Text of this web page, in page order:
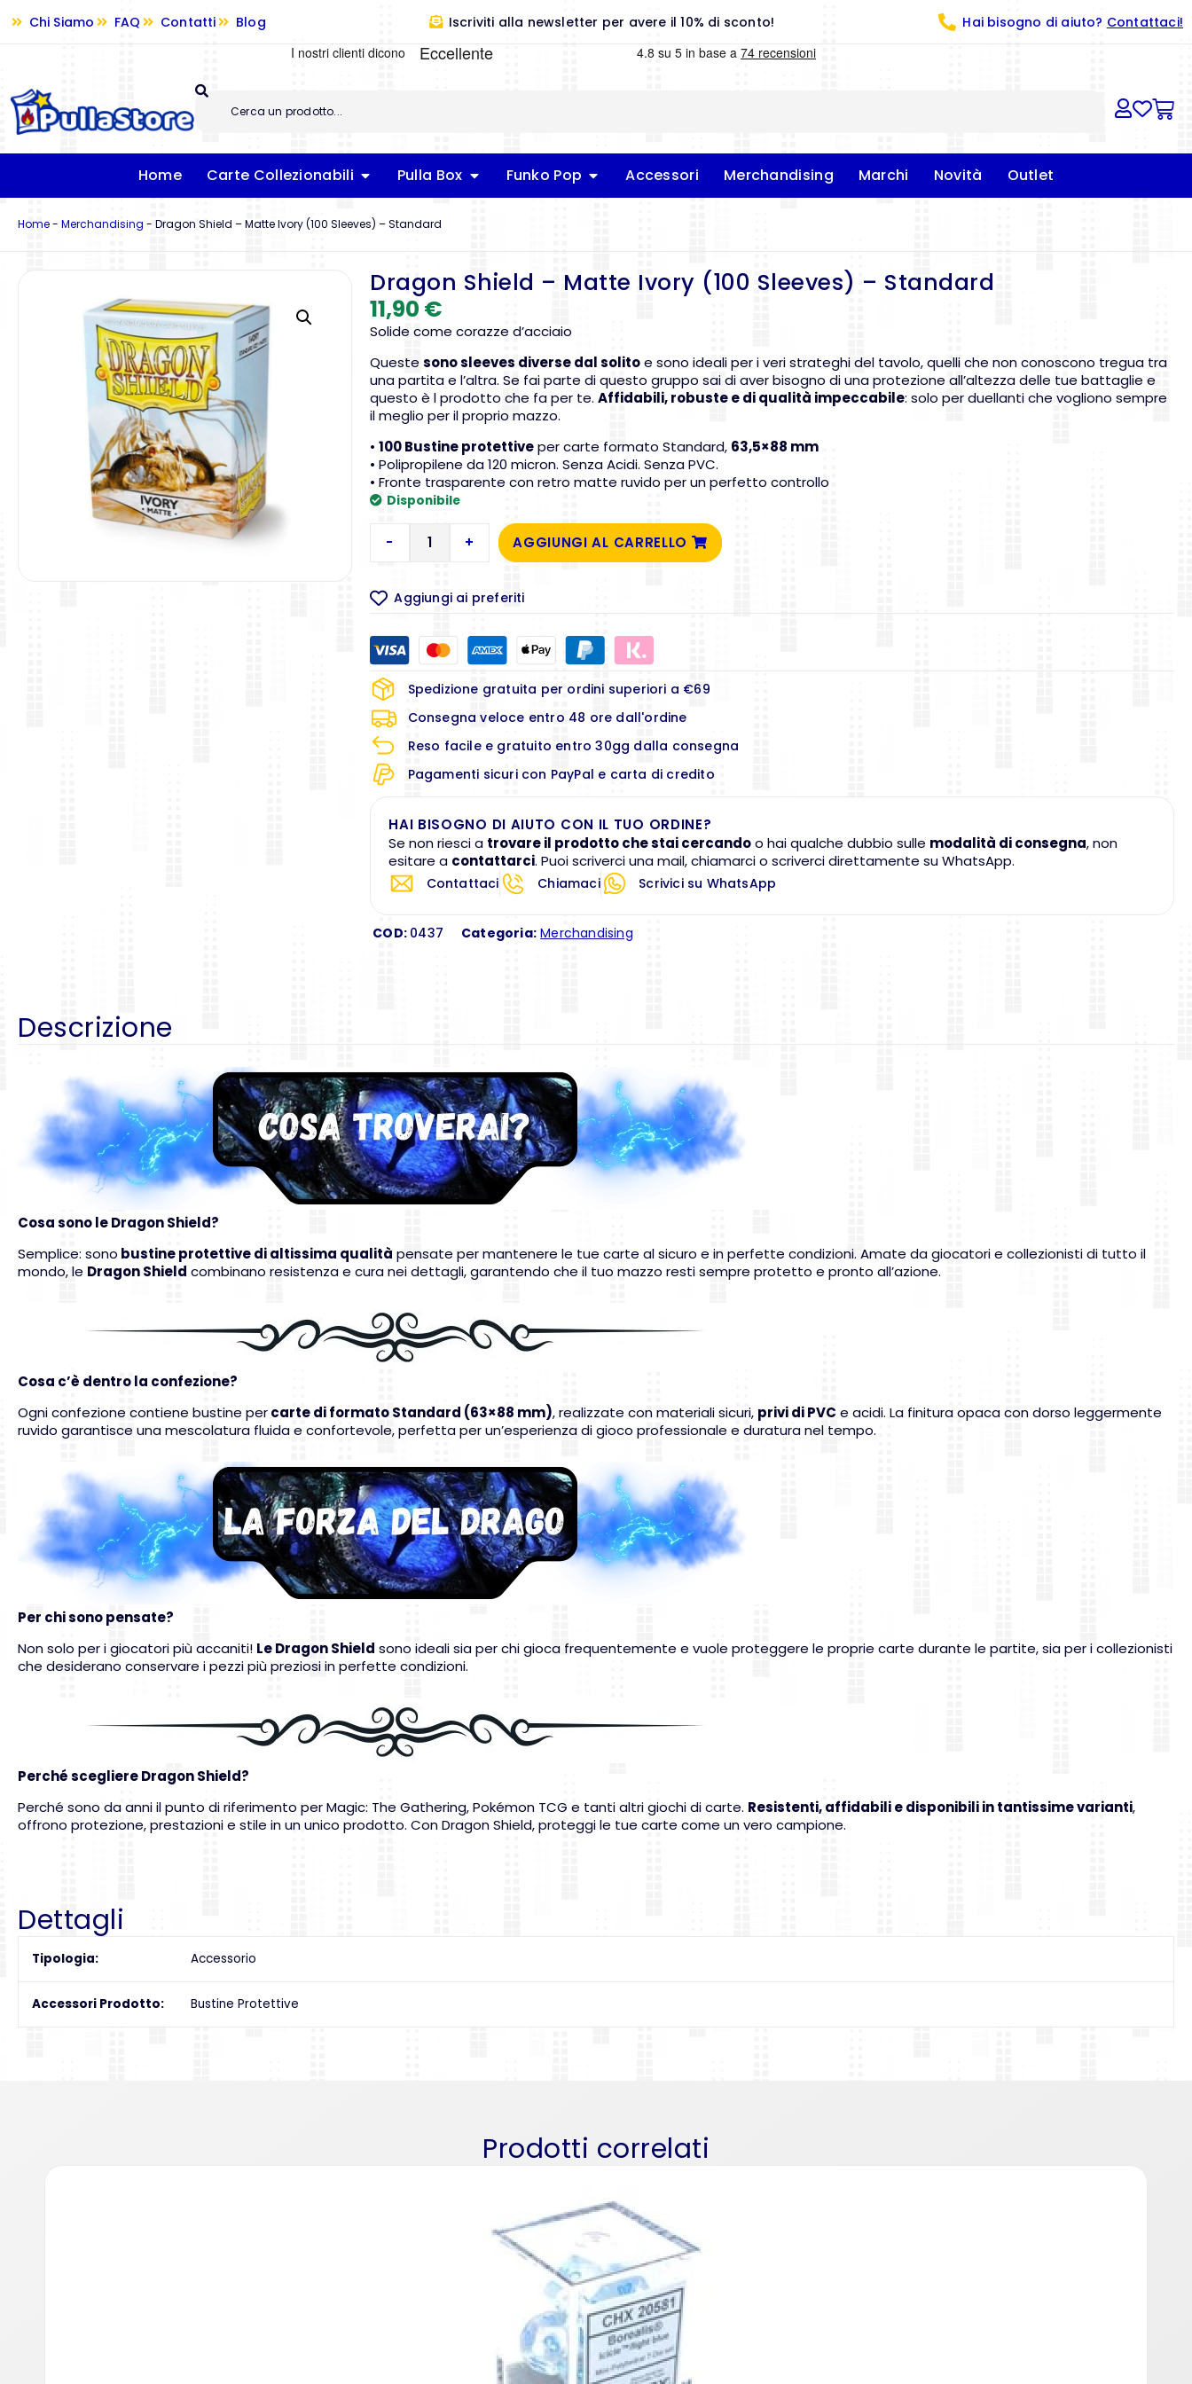
Chi Siamo FAQ Contatti Blog Iscriviti alla newsletter per avere il 10% di sconto! Hai bisogno di aiuto? Contattaci!
Home Carte Collezionabili Pulla Box Funko Pop Accessori Merchandising Marchi Novità Outlet
Home- Merchandising - Dragon Shield – Matte Ivory (100 Sleeves) – Standard
Dragon Shield – Matte Ivory (100 Sleeves) – Standard
11,90 €
Solide come corazze d’acciaio
Questesono sleeves diverse dal solitoe sono ideali per i veri strateghi del tavolo, quelli che non conoscono tregua tra
una partita e l’altra. Se fai parte di questo gruppo sai di aver bisogno di una protezione all’altezza delle tue battaglie e
questo è l prodotto che fa per te.Affidabili, robuste e di qualità impeccabile: solo per duellanti che vogliono sempre
il meglio per il proprio mazzo.
•100 Bustine protettiveper carte formato Standard, 63,5×88 mm
• Polipropilene da 120 micron. Senza Acidi. Senza PVC.
• Fronte trasparente con retro matte ruvido per un perfetto controllo
Disponibile
- + AGGIUNGI AL CARRELLO
Aggiungi ai preferiti
Spedizione gratuita per ordini superiori a €69
Consegna veloce entro 48 ore dall'ordine
Reso facile e gratuito entro 30gg dalla consegna
Pagamenti sicuri con PayPal e carta di credito
HAI BISOGNO DI AIUTO CON IL TUO ORDINE?
Se non riesci a trovare il prodotto che stai cercandoo hai qualche dubbio sulle modalità di consegna, non
esitare a contattarci. Puoi scriverci una mail, chiamarci o scriverci direttamente su WhatsApp.
Contattaci Chiamaci Scrivici su WhatsApp
COD: 0437 Categoria: Merchandising
Descrizione
Cosa sono le Dragon Shield?
Semplice: sono bustine protettive di altissima qualità pensate per mantenere le tue carte al sicuro e in perfette condizioni. Amate da giocatori e collezionisti di tutto il
mondo, le Dragon Shield combinano resistenza e cura nei dettagli, garantendo che il tuo mazzo resti sempre protetto e pronto all’azione.
Cosa c’è dentro la confezione?
Ogni confezione contiene bustine percarte di formato Standard (63×88 mm), realizzate con materiali sicuri, privi di PVCe acidi. La finitura opaca con dorso leggermente
ruvido garantisce una mescolatura fluida e confortevole, perfetta per un’esperienza di gioco professionale e duratura nel tempo.
Per chi sono pensate?
Non solo per i giocatori più accaniti! Le Dragon Shield sono ideali sia per chi gioca frequentemente e vuole proteggere le proprie carte durante le partite, sia per i collezionisti
che desiderano conservare i pezzi più preziosi in perfette condizioni.
Perché scegliere Dragon Shield?
Perché sono da anni il punto di riferimento per Magic: The Gathering, Pokémon TCG e tanti altri giochi di carte. Resistenti, affidabili e disponibili in tantissime varianti,
offrono protezione, prestazioni e stile in un unico prodotto. Con Dragon Shield, proteggi le tue carte come un vero campione.
Dettagli
Tipologia Accessorio
Accessori Prodotto Bustine Protettive
Prodotti correlati